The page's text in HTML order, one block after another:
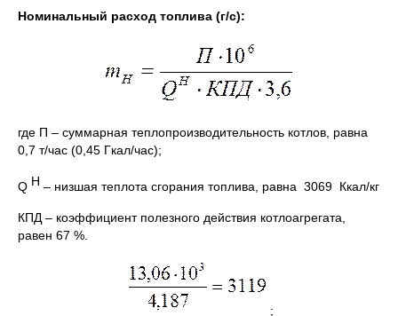
Номинальный расход топлива (г/с):
где П – суммарная теплопроизводительность котлов, равна
0,7 т/час (0,45 Гкал/час);
Q H – низшая теплота сгорания топлива, равна 3069 Ккал/кг
КПД – коэффициент полезного действия котлоагрегата,
равен 67 %.
;